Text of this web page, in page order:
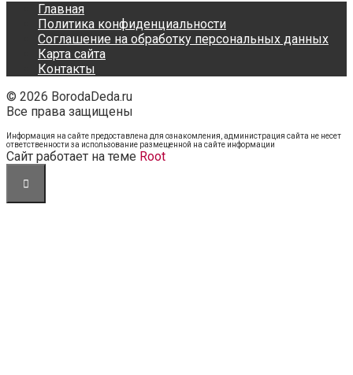
Главная
Политика конфиденциальности
Соглашение на обработку персональных данных
Карта сайта
Контакты
© 2026 BorodaDeda.ru
Все права защищены
Информация на сайте предоставлена для ознакомления, администрация сайта не несет
ответственности за использование размещенной на сайте информации
Cайт работает на теме Root